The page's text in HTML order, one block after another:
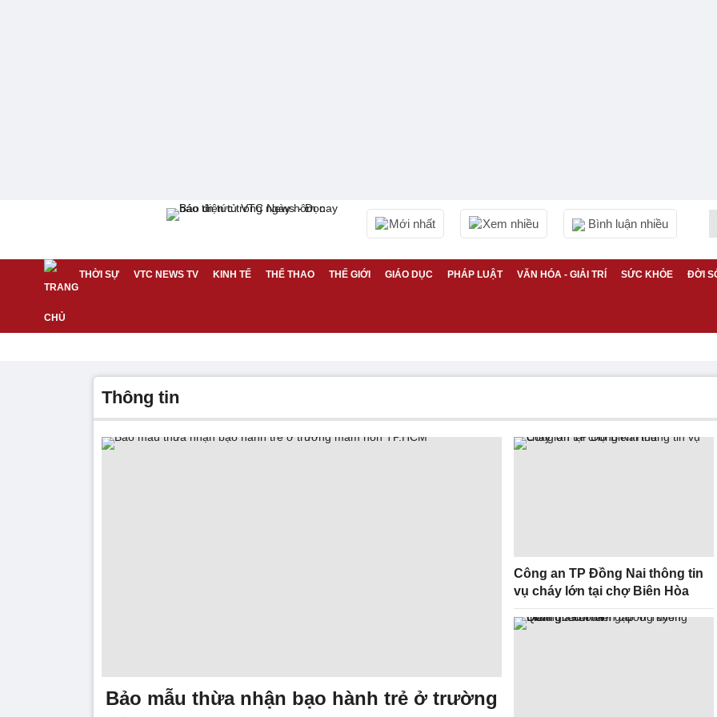
Mới nhất Xem nhiều Bình luận nhiều
THỜI SỰ VTC NEWS TV KINH TẾ THỂ THAO THẾ GIỚI GIÁO DỤC PHÁP LUẬT VĂN HÓA - GIẢI TRÍ SỨC KHỎE ĐỜI
thông tin
Bảo mẫu thừa nhận bạo hành trẻ ở trường
Công an TP Đồng Nai thông tin
vụ cháy lớn tại chợ Biên Hòa